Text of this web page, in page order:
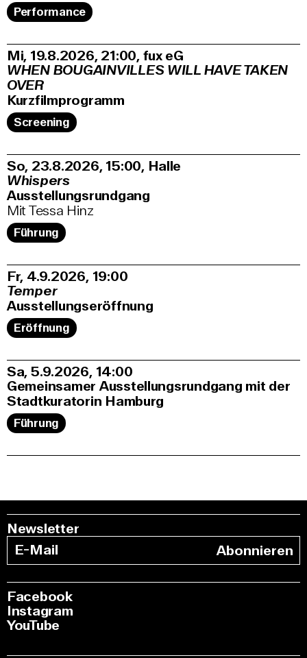
Performance
Mi, 19.8.2026 21:00, fux eG
WHEN BOUGAINVILLES WILL HAVE TAKEN
OVER
Kurzfilmprogramm
Screening
So, 23.8.2026 15:00, Halle
Whispers
Ausstellungsrundgang
Mit Tessa Hinz
Führung
Fr, 4.9.2026 19:00
Temper
Ausstellungseröffnung
Eröffnung
Sa, 5.9.2026 14:00
Gemeinsamer Ausstellungsrundgang mit der
Stadtkuratorin Hamburg
Führung
Newsletter
Abonnieren
Facebook
Instagram
YouTube